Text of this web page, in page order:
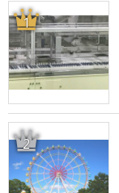
1
2